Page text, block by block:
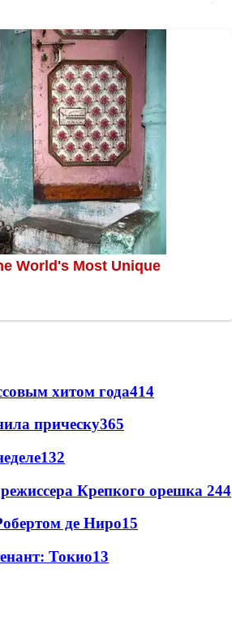
хитом года414
прическу365
132
Крепкого орешка 244
де Ниро15
Токио13